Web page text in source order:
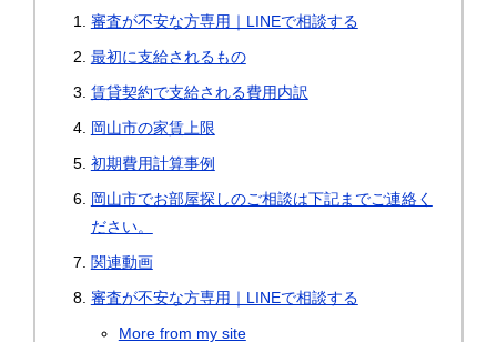
審査が不安な方専用｜LINEで相談する
最初に支給されるもの
賃貸契約で支給される費用内訳
岡山市の家賃上限
初期費用計算事例
岡山市でお部屋探しのご相談は下記までご連絡く
ださい。
関連動画
審査が不安な方専用｜LINEで相談する
More from my site